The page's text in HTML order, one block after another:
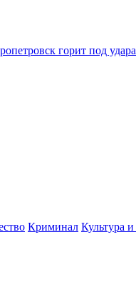
горит под
Криминал Культура